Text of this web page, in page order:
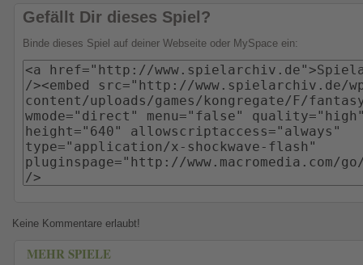
Gefällt Dir dieses Spiel?
Binde dieses Spiel auf deiner Webseite oder MySpace ein:
Keine Kommentare erlaubt!
MEHR SPIELE